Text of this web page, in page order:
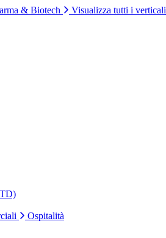
& Biotech
Visualizza tutti i verticali
Ospitalità